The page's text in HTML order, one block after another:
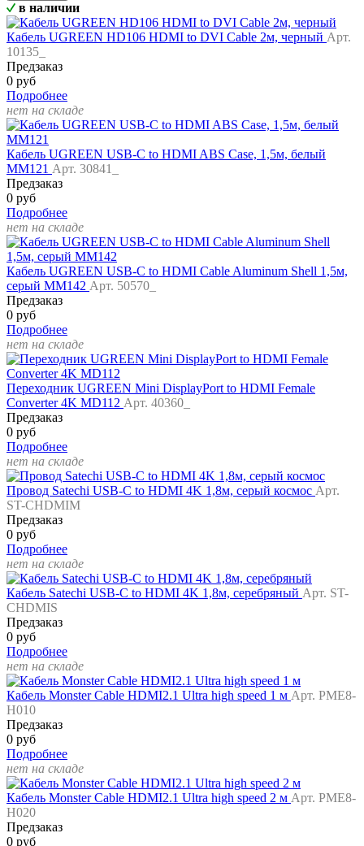
в наличии
Кабель UGREEN HD106 HDMI to DVI Cable 2м, черный Арт.
10135_
Предзаказ
0 руб
Подробнее
нет на складе
Кабель UGREEN USB-C to HDMI ABS Case, 1,5м, белый
MM121 Арт. 30841_
Предзаказ
0 руб
Подробнее
нет на складе
Кабель UGREEN USB-C to HDMI Cable Aluminum Shell 1,5м,
серый MM142 Арт. 50570_
Предзаказ
0 руб
Подробнее
нет на складе
Переходник UGREEN Mini DisplayPort to HDMI Female
Converter 4K MD112 Арт. 40360_
Предзаказ
0 руб
Подробнее
нет на складе
Провод Satechi USB-C to HDMI 4K 1,8м, серый космос Арт.
ST-CHDMIM
Предзаказ
0 руб
Подробнее
нет на складе
Кабель Satechi USB-C to HDMI 4K 1,8м, серебряный Арт. ST-
CHDMIS
Предзаказ
0 руб
Подробнее
нет на складе
Кабель Monster Cable HDMI2.1 Ultra high speed 1 м Арт. PME8-
H010
Предзаказ
0 руб
Подробнее
нет на складе
Кабель Monster Cable HDMI2.1 Ultra high speed 2 м Арт. PME8-
H020
Предзаказ
0 руб